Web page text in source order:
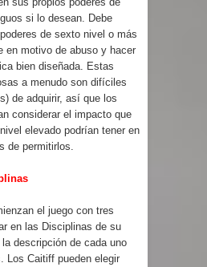
si lo desean. Debe
de sexto nivel o más
en motivo de abuso y hacer
bien diseñada. Estas
a menudo son difíciles
de adquirir, así que los
considerar el impacto que
elevado podrían tener en
de permitirlos.
el juego con tres
en las Disciplinas de su
descripción de cada uno
Los Caitiff pueden elegir